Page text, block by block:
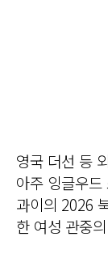
영국 더선 등
아주 잉글우
과이의 2026
한 여성 관중